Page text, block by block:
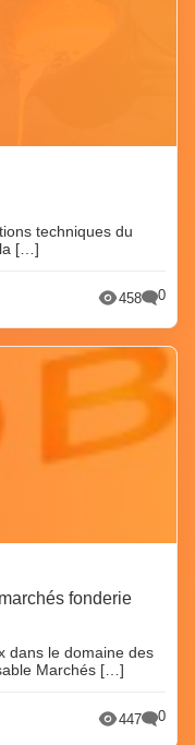
techniques du
la […]
458 0
fonderie
dans le domaine des
Marchés […]
447 0